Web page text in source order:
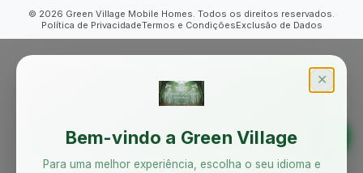
© 2026 Green Village Mobile Homes. Todos os direitos reservados.
Política de PrivacidadeTermos e CondiçõesExclusão de Dados
✕
Bem-vindo a Green Village
Para uma melhor experiência, escolha o seu idioma e